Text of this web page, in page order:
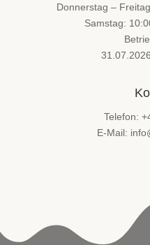
Donnerstag –
Samstag:
Telefon:
E-Mail: